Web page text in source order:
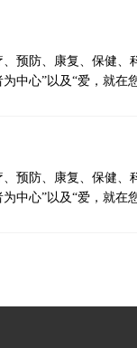
预防、康复、保健
中心”以及“爱，就在
预防、康复、保健
中心”以及“爱，就在